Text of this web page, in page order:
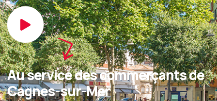
Au service des commerçants de
Cagnes-sur-Mer